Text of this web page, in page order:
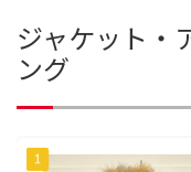
ジャケット・
ング